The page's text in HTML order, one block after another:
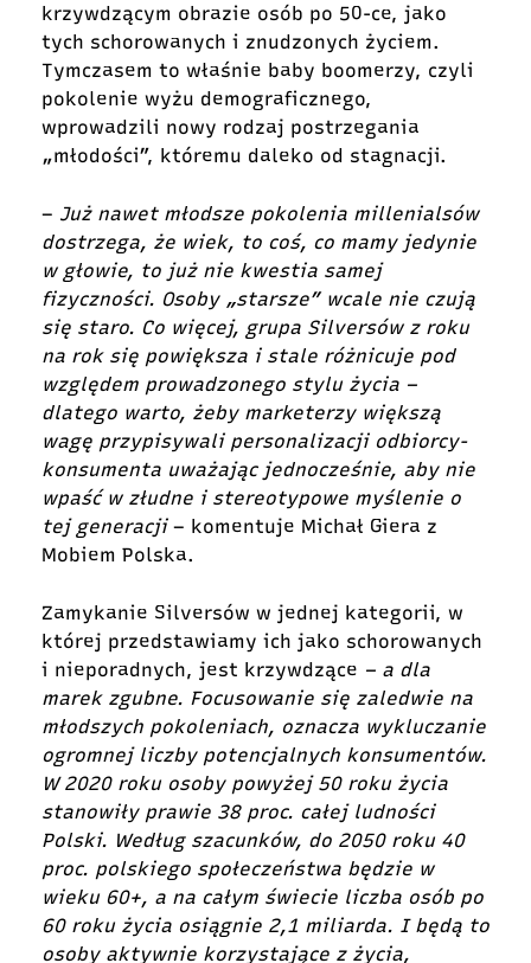
krzywdzącym obrazie osób po 50-ce, jako
tych schorowanych i znudzonych życiem.
Tymczasem to właśnie baby boomerzy, czyli
pokolenie wyżu demograficznego,
wprowadzili nowy rodzaj postrzegania
„młodości”, któremu daleko od stagnacji.
– Już nawet młodsze pokolenia millenialsów
dostrzega, że wiek, to coś, co mamy jedynie
w głowie, to już nie kwestia samej
fizyczności. Osoby „starsze” wcale nie czują
się staro. Co więcej, grupa Silversów z roku
na rok się powiększa i stale różnicuje pod
względem prowadzonego stylu życia –
dlatego warto, żeby marketerzy większą
wagę przypisywali personalizacji odbiorcy-
konsumenta uważając jednocześnie, aby nie
wpaść w złudne i stereotypowe myślenie o
tej generacji – komentuje Michał Giera z
Mobiem Polska.
Zamykanie Silversów w jednej kategorii, w
której przedstawiamy ich jako schorowanych
i nieporadnych, jest krzywdzące – a dla
marek zgubne. Focusowanie się zaledwie na
młodszych pokoleniach, oznacza wykluczanie
ogromnej liczby potencjalnych konsumentów.
W 2020 roku osoby powyżej 50 roku życia
stanowiły prawie 38 proc. całej ludności
Polski. Według szacunków, do 2050 roku 40
proc. polskiego społeczeństwa będzie w
wieku 60+, a na całym świecie liczba osób po
60 roku życia osiągnie 2,1 miliarda. I będą to
osoby aktywnie korzystające z życia,